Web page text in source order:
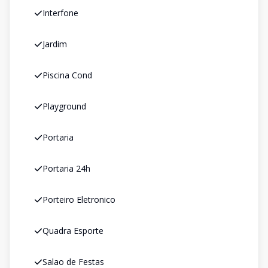
Interfone
Jardim
Piscina Cond
Playground
Portaria
Portaria 24h
Porteiro Eletronico
Quadra Esporte
Salao de Festas